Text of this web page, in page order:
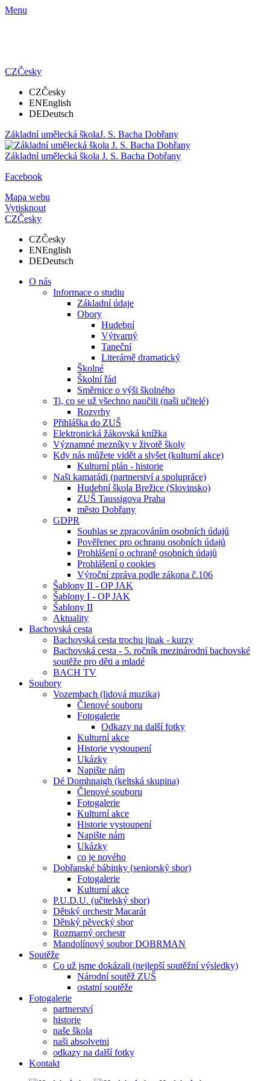
Menu
CZČesky
CZČesky
ENEnglish
DEDeutsch
Základní umělecká školaJ. S. Bacha Dobřany
Základní umělecká škola J. S. Bacha Dobřany
Facebook
Mapa webu
Vytisknout
CZČesky
CZČesky
ENEnglish
DEDeutsch
O nás
Informace o studiu
Základní údaje
Obory
Hudební
Výtvarný
Taneční
Literárně dramatický
Školné
Školní řád
Směrnice o výši školného
Ti, co se už všechno naučili (naši učitelé)
Rozvrhy
Přihláška do ZUŠ
Elektronická žákovská knížka
Významné mezníky v životě školy
Kdy nás můžete vidět a slyšet (kulturní akce)
Kulturní plán - historie
Naši kamarádi (partnerství a spolupráce)
Hudební škola Brežice (Slovinsko)
ZUŠ Taussigova Praha
město Dobřany
GDPR
Souhlas se zpracováním osobních údajů
Pověřenec pro ochranu osobních údajů
Prohlášení o ochraně osobních údajů
Prohlášení o cookies
Výroční zpráva podle zákona č.106
Šablony II - OP JAK
Šablony I - OP JAK
Šablony II
Aktuality
Bachovská cesta
Bachovská cesta trochu jinak - kurzy
Bachovská cesta - 5. ročník mezinárodní bachovské
soutěže pro děti a mladé
BACH TV
Soubory
Vozembach (lidová muzika)
Členové souboru
Fotogalerie
Odkazy na další fotky
Kulturní akce
Historie vystoupení
Ukázky
Napište nám
Dé Domhnaigh (keltská skupina)
Členové souboru
Fotogalerie
Kulturní akce
Historie vystoupení
Napište nám
Ukázky
co je nového
Dobřanské bábinky (seniorský sbor)
Fotogalerie
Kulturní akce
P.U.D.U. (učitelský sbor)
Dětský orchestr Macarát
Dětský pěvecký sbor
Rozmarný orchestr
Mandolínový soubor DOBRMAN
Soutěže
Co už jsme dokázali (nejlepší soutěžní výsledky)
Národní soutěž ZUŠ
ostatní soutěže
Fotogalerie
partnerství
historie
naše škola
naši absolvetni
odkazy na další fotky
Kontakt